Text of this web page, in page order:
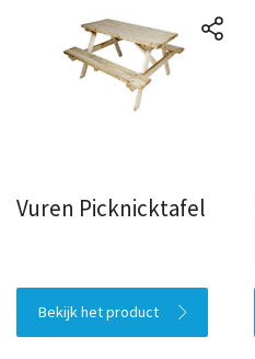
Vuren Picknicktafel
Bekijk het product